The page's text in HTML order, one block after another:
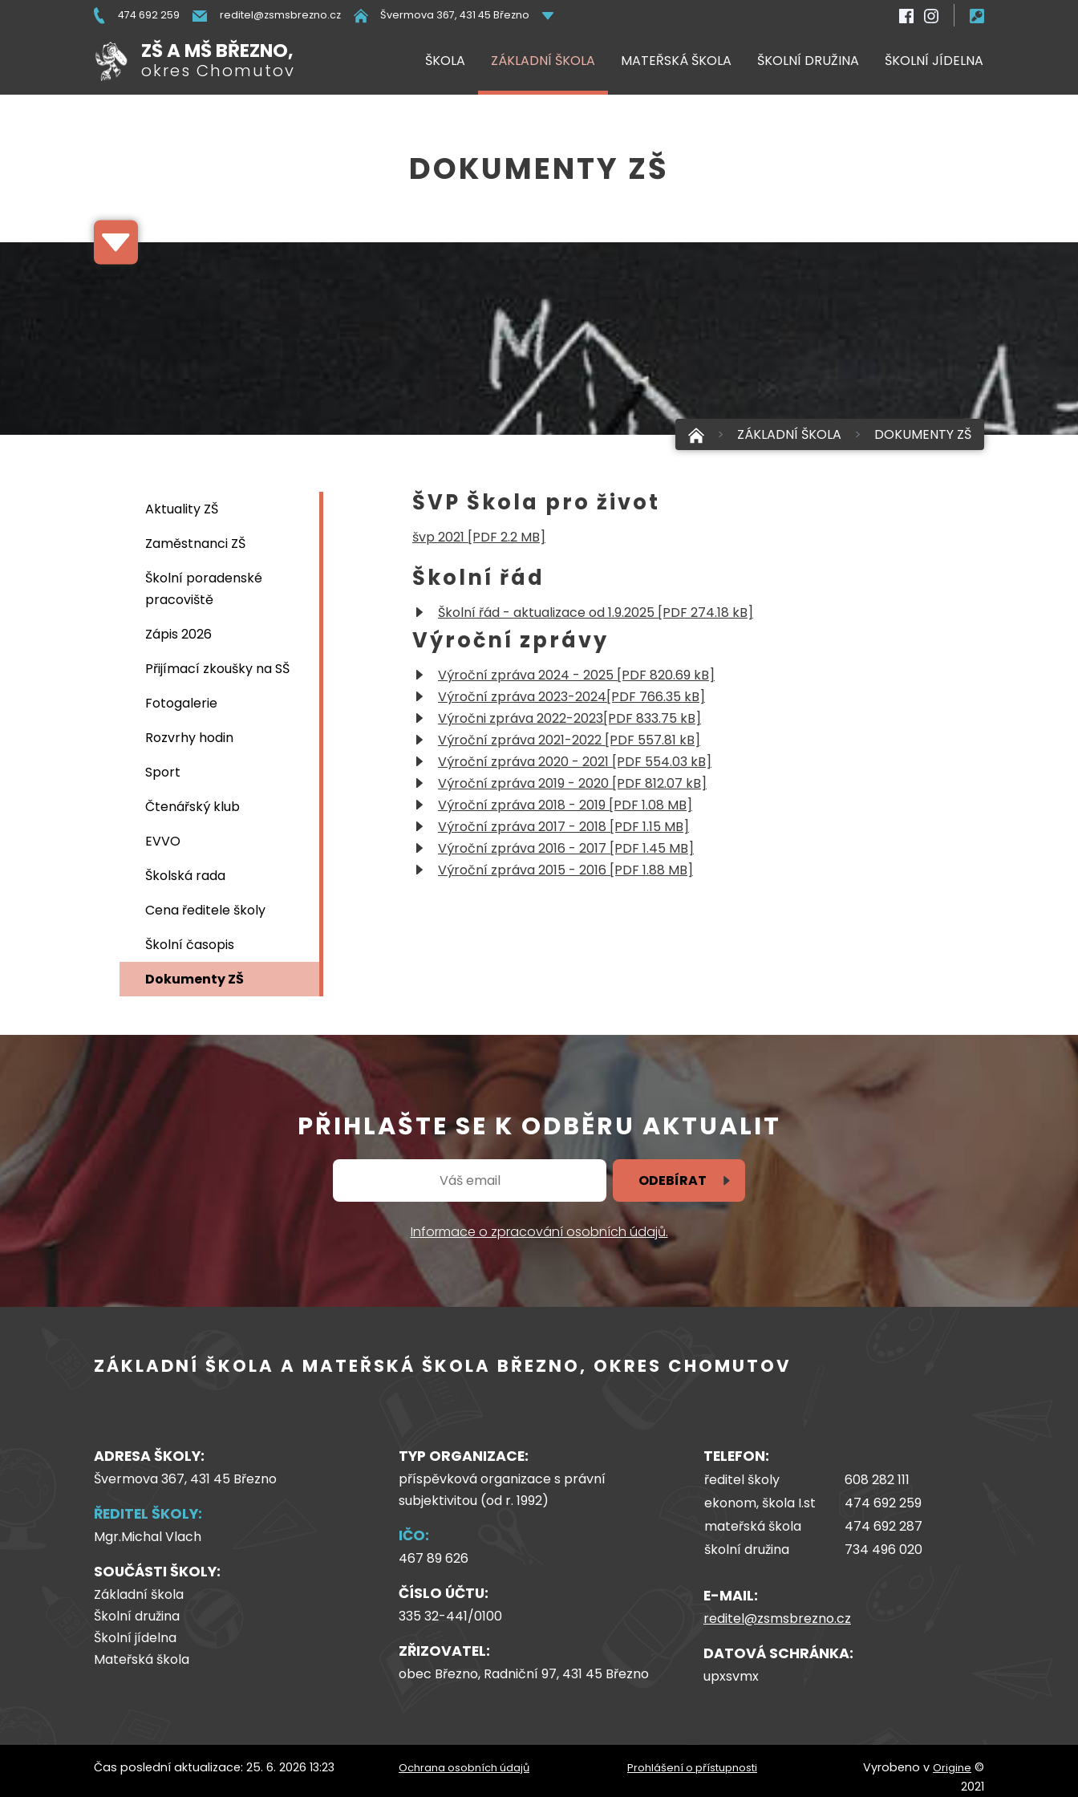
474 692 259 reditel@zsmsbrezno.cz Švermova 367, 431 45 Březno
ZŠ A MŠ BŘEZNO,
okres Chomutov ŠKOLA ZÁKLADNÍ ŠKOLA MATEŘSKÁ ŠKOLA ŠKOLNÍ DRUŽINA ŠKOLNÍ JÍDELNA
DOKUMENTY ZŠ
ZÁKLADNÍ ŠKOLA DOKUMENTY ZŠ
ŠVP Škola pro život
švp 2021 [PDF 2.2 MB]
Školní řád
Školní řád - aktualizace od 1.9.2025 [PDF 274.18 kB]
Výroční zprávy
Výroční zpráva 2024 - 2025 [PDF 820.69 kB]
Výroční zpráva 2023-2024[PDF 766.35 kB]
Výročni zpráva 2022-2023[PDF 833.75 kB]
Výroční zpráva 2021-2022 [PDF 557.81 kB]
Výroční zpráva 2020 - 2021 [PDF 554.03 kB]
Výroční zpráva 2019 - 2020 [PDF 812.07 kB]
Výroční zpráva 2018 - 2019 [PDF 1.08 MB]
Výroční zpráva 2017 - 2018 [PDF 1.15 MB]
Výroční zpráva 2016 - 2017 [PDF 1.45 MB]
Výroční zpráva 2015 - 2016 [PDF 1.88 MB]
Aktuality ZŠ
Zaměstnanci ZŠ
Školní poradenské
pracoviště
Zápis 2026
Přijímací zkoušky na SŠ
Fotogalerie
Rozvrhy hodin
Sport
Čtenářský klub
EVVO
Školská rada
Cena ředitele školy
Školní časopis
Dokumenty ZŠ
PŘIHLAŠTE SE K ODBĚRU AKTUALIT
ODEBÍRAT
Informace o zpracování osobních údajů.
ZÁKLADNÍ ŠKOLA A MATEŘSKÁ ŠKOLA BŘEZNO, OKRES CHOMUTOV
ADRESA ŠKOLY:
Švermova 367, 431 45 Březno
ŘEDITEL ŠKOLY:
Mgr.Michal Vlach
SOUČÁSTI ŠKOLY:
Základní škola
Školní družina
Školní jídelna
Mateřská škola
TYP ORGANIZACE:
příspěvková organizace s právní
subjektivitou (od r. 1992)
IČO:
467 89 626
ČÍSLO ÚČTU:
335 32-441/0100
ZŘIZOVATEL:
obec Březno, Radniční 97, 431 45 Březno
TELEFON:
ředitel školy
608 282 111
ekonom, škola I.st
474 692 259
mateřská škola
474 692 287
školní družina
734 496 020
E-MAIL:
reditel@zsmsbrezno.cz
DATOVÁ SCHRÁNKA:
upxsvmx
Čas poslední aktualizace: 25. 6. 2026 13:23 Ochrana osobních údajů Prohlášení o přístupnosti Vyrobeno v Origine ©
2021